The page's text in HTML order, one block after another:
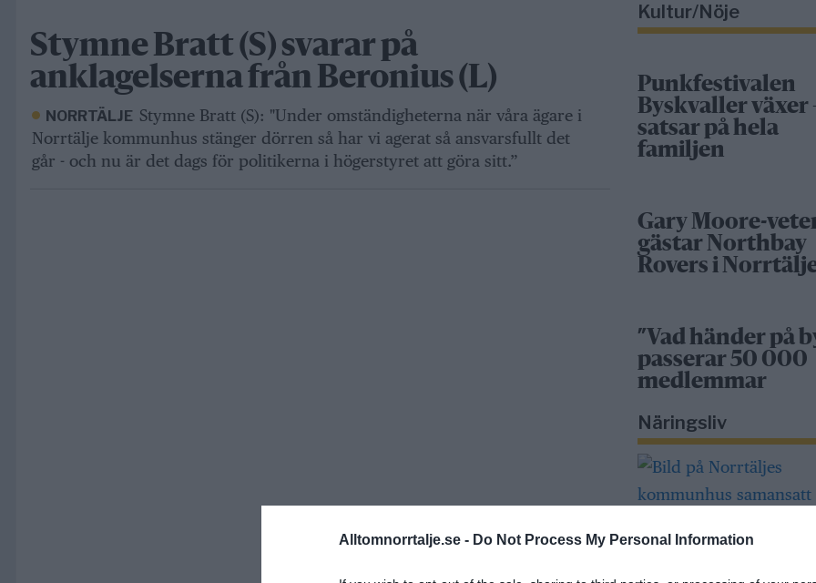
Alltomnorrtalje.se - Do Not Process My Personal Information
Stymne Bratt (S) svarar på
anklagelserna från Beronius (L)
NORRTÄLJE Stymne Bratt (S): "Under omständigheterna när våra ägare i
Norrtälje kommunhus stänger dörren så har vi agerat så ansvarsfullt det
går - och nu är det dags för politikerna i högerstyret att göra sitt.”
Kultur/Nöje
Punkfestivalen
Byskvaller växer
satsar på hela
familjen
Gary Moore-
gästar Northbay
Rovers i
”Vad händer på
passerar 50 000
medlemmar
Näringsliv